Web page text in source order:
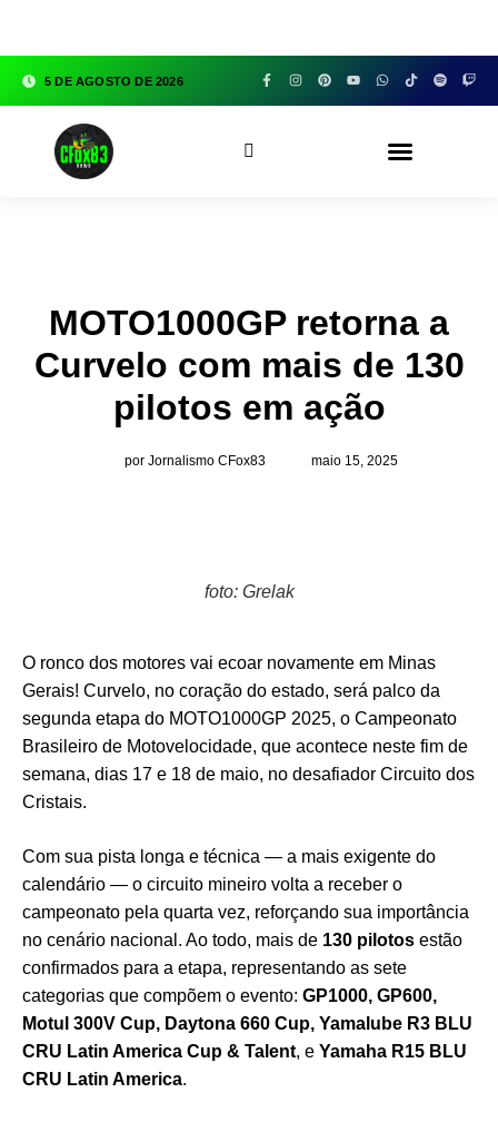
5 DE AGOSTO DE 2026
MOTO1000GP retorna a
Curvelo com mais de 130
pilotos em ação
por Jornalismo CFox83 maio 15, 2025
foto: Grelak
O ronco dos motores vai ecoar novamente em Minas
Gerais! Curvelo, no coração do estado, será palco da
segunda etapa do MOTO1000GP 2025, o Campeonato
Brasileiro de Motovelocidade, que acontece neste fim de
semana, dias 17 e 18 de maio, no desafiador Circuito dos
Cristais.
Com sua pista longa e técnica — a mais exigente do
calendário — o circuito mineiro volta a receber o
campeonato pela quarta vez, reforçando sua importância
no cenário nacional. Ao todo, mais de 130 pilotos estão
confirmados para a etapa, representando as sete
categorias que compõem o evento: GP1000, GP600,
Motul 300V Cup, Daytona 660 Cup, Yamalube R3 BLU
CRU Latin America Cup & Talent, e Yamaha R15 BLU
CRU Latin America.